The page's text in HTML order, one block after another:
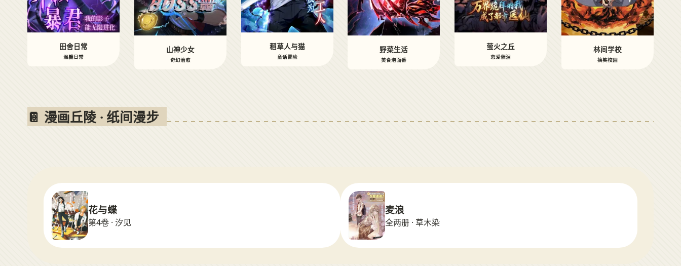
田舍日常
温馨日常
山神少女
奇幻治愈
稻草人与猫
童话冒险
野菜生活
美食泡面番
萤火之丘
恋爱催泪
林间学校
搞笑校园
📔 漫画丘陵 · 纸间漫步
花与蝶
第4卷 · 汐见
麦浪
全两册 · 草木染